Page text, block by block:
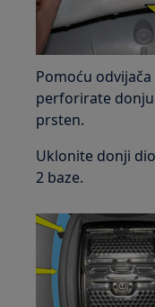
Pomoću
perforirate
prsten.
Uklonite donji
2 baze.